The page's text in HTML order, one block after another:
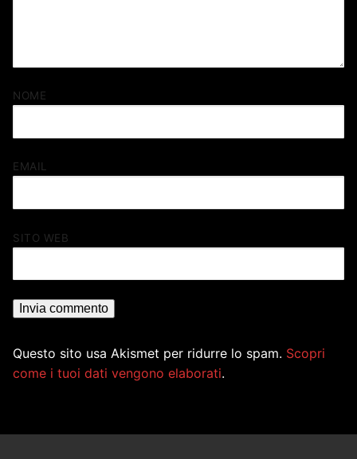
NOME
EMAIL
SITO WEB
Questo sito usa Akismet per ridurre lo spam. Scopri
come i tuoi dati vengono elaborati.